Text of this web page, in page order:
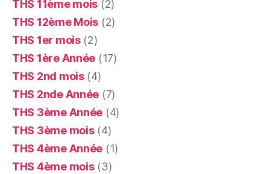
THS 11ème mois (2)
THS 12ème Mois (2)
THS 1er mois(2)
THS 1ère Année (17)
THS 2nd mois(4)
THS 2nde Année (7)
THS 3ème Année (4)
THS 3ème mois(4)
THS 4ème Année (1)
THS 4ème mois(3)